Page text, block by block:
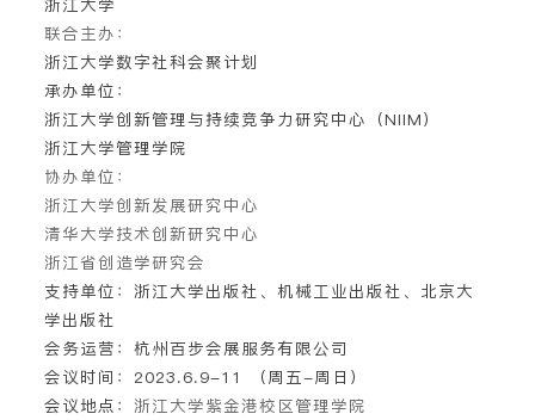
浙江大学
联合主办 ：
浙江大学数字社科会聚计划
承办单位 ：
浙江大学创新管理与持续竞争力研究中心（NIIM）
浙江大学管理学院
协办单位 ：
浙江大学创新发展研究中心
清华大学技术创新研究中心
浙江省创造学研究会
支持单位 ：浙江大学出版社、机械工业出版社、北京大
学出版社
会务运营 ：杭州百步会展服务有限公司
会议时间 ：2023.6.9-11 （周五-周日）
会议地点 ：浙江大学紫金港校区管理学院